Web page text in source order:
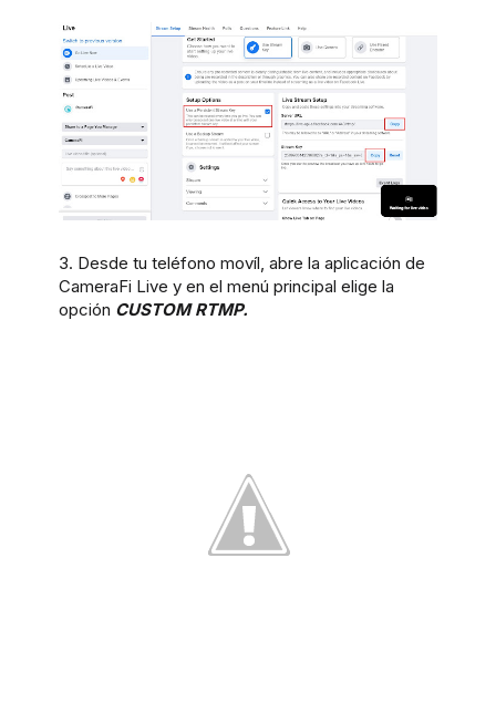
3. Desde tu teléfono movíl, abre la aplicación de
CameraFi Live y en el menú principal elige la
opción CUSTOM RTMP.